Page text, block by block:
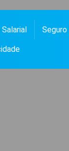
DESEMPREGO,